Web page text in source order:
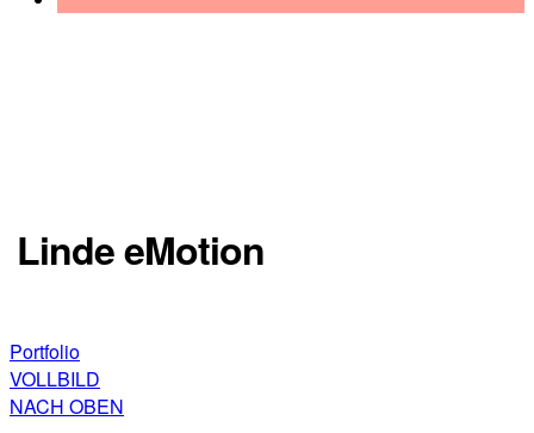
Linde eMotion
Portfolio
VOLLBILD
NACH OBEN